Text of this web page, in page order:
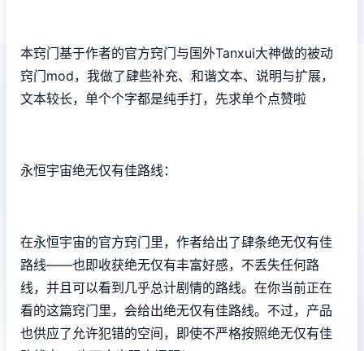
本窍门基于作者的官方窍门与国外Tanxui大神做的被动
窍门mod，我做了肆些补充、和谐文本、说明与扩展，
文本较长，单个个字都是纯手打，先求单个点赞啦
永恒宇宙绝无仅有佳路线：
在永恒宇宙的官方窍门里，作者给出了肆条绝无仅有佳
路线——也即收获绝无仅有丰富好感，不丢失任何路
线，并且可以看到几乎总计剧情的路线。在你当前正在
看的这篇窍门里，会给出绝无仅有佳路线。不过，产品
也供应了允许犯错的空间，即使不严格按照绝无仅有佳